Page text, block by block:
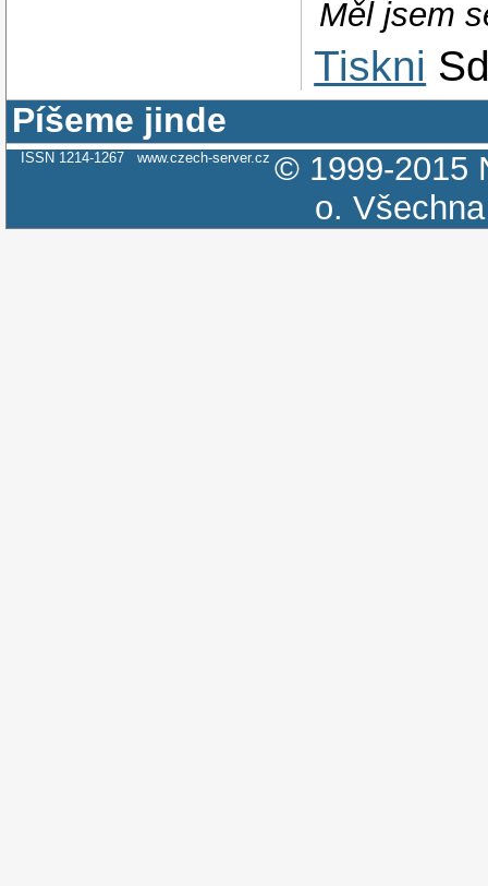
Měl jsem
Tiskni
Píšeme jinde
ISSN 1214-1267 www.czech-server.cz © 1999-2015
o.